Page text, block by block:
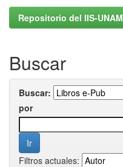
Repositorio del IIS-UNAM
Buscar
Buscar:
por
Filtros actuales: